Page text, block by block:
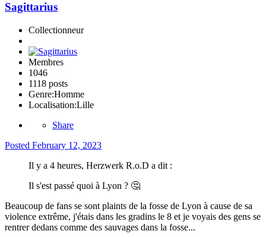
Sagittarius
Collectionneur
Membres
1046
1118 posts
Genre:Homme
Localisation:Lille
Share
Posted February 12, 2023
Il y a 4 heures, Herzwerk R.o.D a dit :
Il s'est passé quoi à Lyon ? 🤔
Beaucoup de fans se sont plaints de la fosse de Lyon à cause de sa
violence extrême, j'étais dans les gradins le 8 et je voyais des gens se
rentrer dedans comme des sauvages dans la fosse...